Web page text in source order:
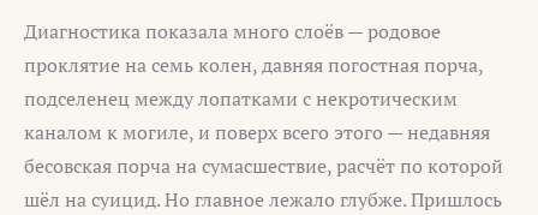
Диагностика показала много слоёв — родовое
проклятие на семь колен, давняя погостная порча,
подселенец между лопатками с некротическим
каналом к могиле, и поверх всего этого — недавняя
бесовская порча на сумасшествие, расчёт по которой
шёл на суицид. Но главное лежало глубже. Пришлось